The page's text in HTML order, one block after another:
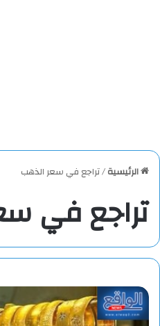
الرئيسية/تراجع في سعر الذهب
تراجع في